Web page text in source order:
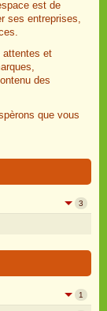
est de
ses entreprises,
attentes et
des
que vous
3
1